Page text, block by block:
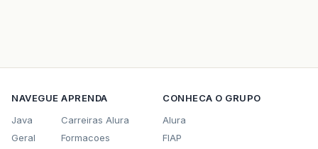
NAVEGUE
Java
Geral
APRENDA
Carreiras Alura
Formacoes
CONHECA O GRUPO
Alura
FIAP